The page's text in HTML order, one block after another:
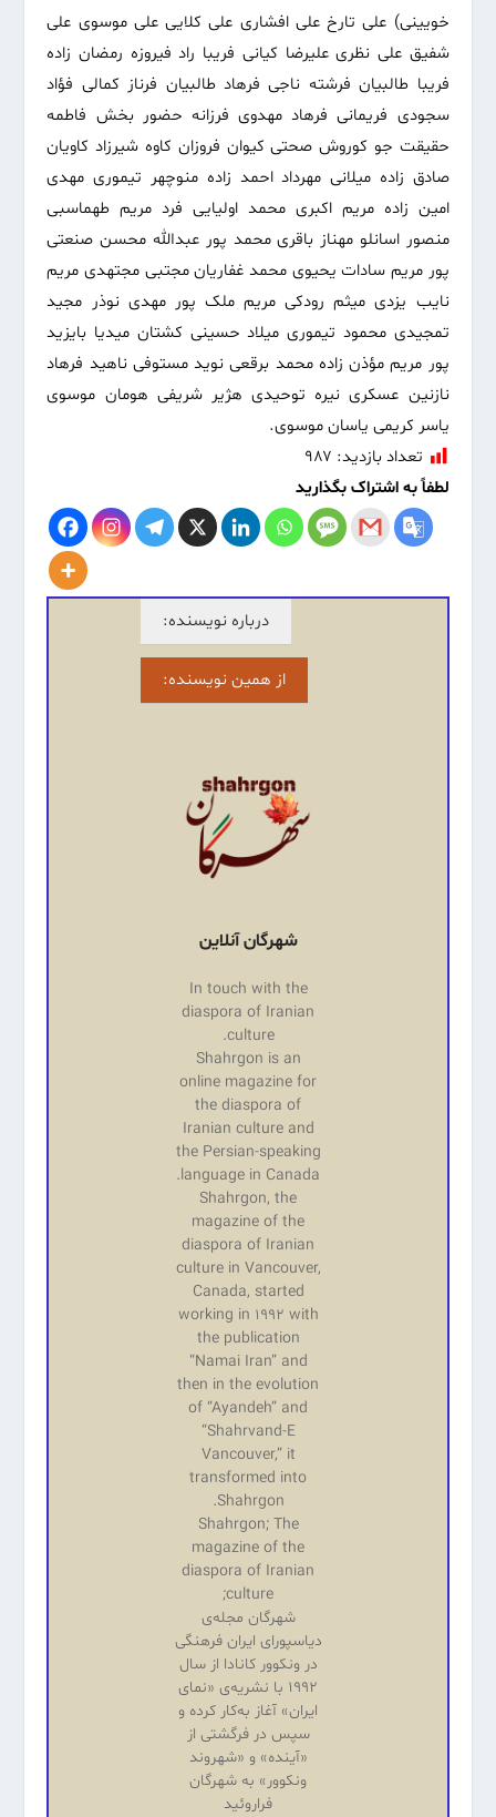
خویینی) علی تارخ علی افشاری علی کلایی علی موسوی علی
شفیق علی نظری علیرضا کیانی فریبا راد فیروزه رمضان زاده
فریبا طالبیان فرشته ناجی فرهاد طالبیان فرناز کمالی فؤاد
سجودی فریمانی فرهاد مهدوی فرزانه حضور بخش فاطمه
حقیقت جو کوروش صحتی کیوان فروزان کاوه شیرزاد کاویان
صادق زاده میلانی مهرداد احمد زاده منوچهر تیموری مهدی
امین زاده مریم اکبری محمد اولیایی فرد مریم طهماسبی
منصور اسانلو مهناز باقری محمد پور عبدالله محسن صنعتی
پور مریم سادات یحیوی محمد غفاریان مجتبی مجتهدی مریم
نایب یزدی میثم رودکی مریم ملک پور مهدی نوذر مجید
تمجیدی محمود تیموری میلاد حسینی کشتان میدیا بایزید
پور مریم مؤذن زاده محمد برقعی نوید مستوفی ناهید فرهاد
نازنین عسکری نیره توحیدی هژیر شریفی هومان موسوی
یاسر کریمی یاسان موسوی.
تعداد بازدید: ۹۸۷
لطفاً به اشتراک بگذارید
درباره نویسنده:
از همین نویسنده:
شهرگان آنلاین
In touch with the
diaspora of Iranian
culture.
Shahrgon is an
online magazine for
the diaspora of
Iranian culture and
the Persian-speaking
language in Canada.
Shahrgon, the
magazine of the
diaspora of Iranian
culture in Vancouver,
Canada, started
working in 1992 with
the publication
“Namai Iran” and
then in the evolution
of “Ayandeh” and
“Shahrvand-E
Vancouver,” it
transformed into
Shahrgon.
Shahrgon; The
magazine of the
diaspora of Iranian
culture;
شهرگان مجله‌ی
دیاسپورای ایران فرهنگی
در ونکوور کانادا از سال
۱۹۹۲ با نشریه‌‌ی «نمای
ایران» آغاز به‌کار کرده و
سپس در فرگشتی از
«آینده‌» و «شهروند
ونکوور» به شهرگان
فراروئید